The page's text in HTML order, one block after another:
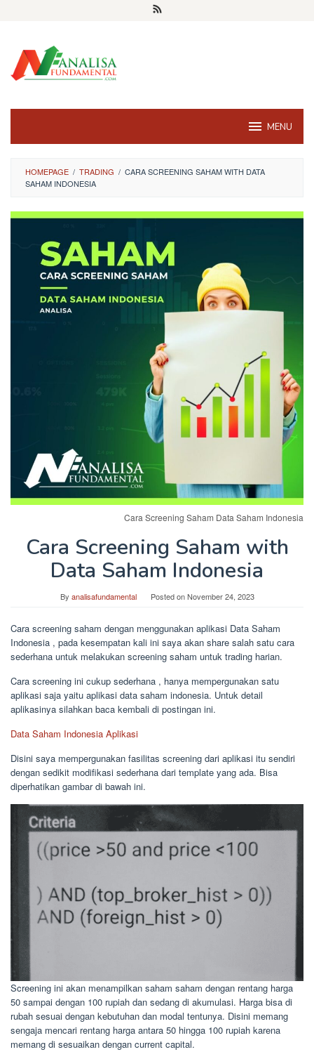
MENU
HOMEPAGE / TRADING / CARA SCREENING SAHAM WITH DATA
SAHAM INDONESIA
Cara Screening Saham Data Saham Indonesia
Cara Screening Saham with
Data Saham Indonesia
By analisafundamental Posted onNovember 24, 2023
Cara screening saham dengan menggunakan aplikasi Data Saham
Indonesia , pada kesempatan kali ini saya akan share salah satu cara
sederhana untuk melakukan screening saham untuk trading harian.
Cara screening ini cukup sederhana , hanya mempergunakan satu
aplikasi saja yaitu aplikasi data saham indonesia. Untuk detail
aplikasinya silahkan baca kembali di postingan ini.
Data Saham Indonesia Aplikasi
Disini saya mempergunakan fasilitas screening dari aplikasi itu sendiri
dengan sedikit modifikasi sederhana dari template yang ada. Bisa
diperhatikan gambar di bawah ini.
Screening ini akan menampilkan saham saham dengan rentang harga
50 sampai dengan 100 rupiah dan sedang di akumulasi. Harga bisa di
rubah sesuai dengan kebutuhan dan modal tentunya. Disini memang
sengaja mencari rentang harga antara 50 hingga 100 rupiah karena
memang di sesuaikan dengan current capital.